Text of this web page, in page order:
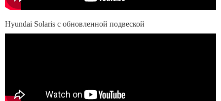
Hyundai Solaris с обновленной подвеской